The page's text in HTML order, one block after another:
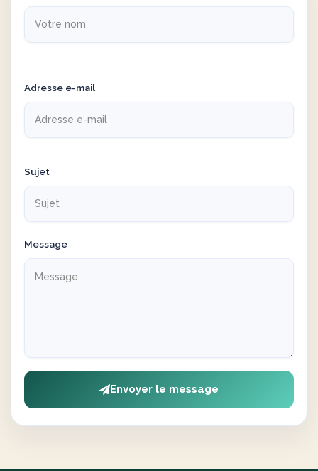
Adresse e-mail
Sujet
Message
Envoyer le message